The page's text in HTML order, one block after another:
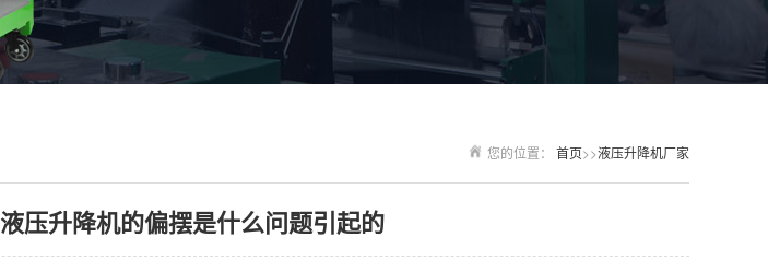
您的位置： 首页>>液压升降机厂家
液压升降机的偏摆是什么问题引起的